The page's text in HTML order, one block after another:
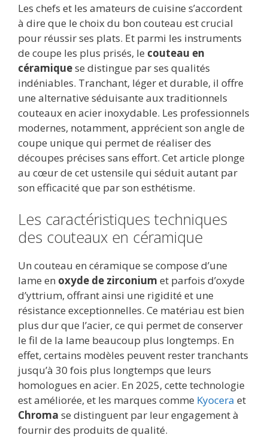
Les chefs et les amateurs de cuisine s’accordent
à dire que le choix du bon couteau est crucial
pour réussir ses plats. Et parmi les instruments
de coupe les plus prisés, le couteau en
céramiquese distingue par ses qualités
indéniables. Tranchant, léger et durable, il offre
une alternative séduisante aux traditionnels
couteaux en acier inoxydable. Les professionnels
modernes, notamment, apprécient son angle de
coupe unique qui permet de réaliser des
découpes précises sans effort. Cet article plonge
au cœur de cet ustensile qui séduit autant par
son efficacité que par son esthétisme.
Les caractéristiques techniques
des couteaux en céramique
Un couteau en céramique se compose d’une
lame en oxyde de zirconium et parfois d’oxyde
d’yttrium, offrant ainsi une rigidité et une
résistance exceptionnelles. Ce matériau est bien
plus dur que l’acier, ce qui permet de conserver
le fil de la lame beaucoup plus longtemps. En
effet, certains modèles peuvent rester tranchants
jusqu’à 30 fois plus longtemps que leurs
homologues en acier. En 2025, cette technologie
est améliorée, et les marques comme Kyocera et
Chroma se distinguent par leur engagement à
fournir des produits de qualité.